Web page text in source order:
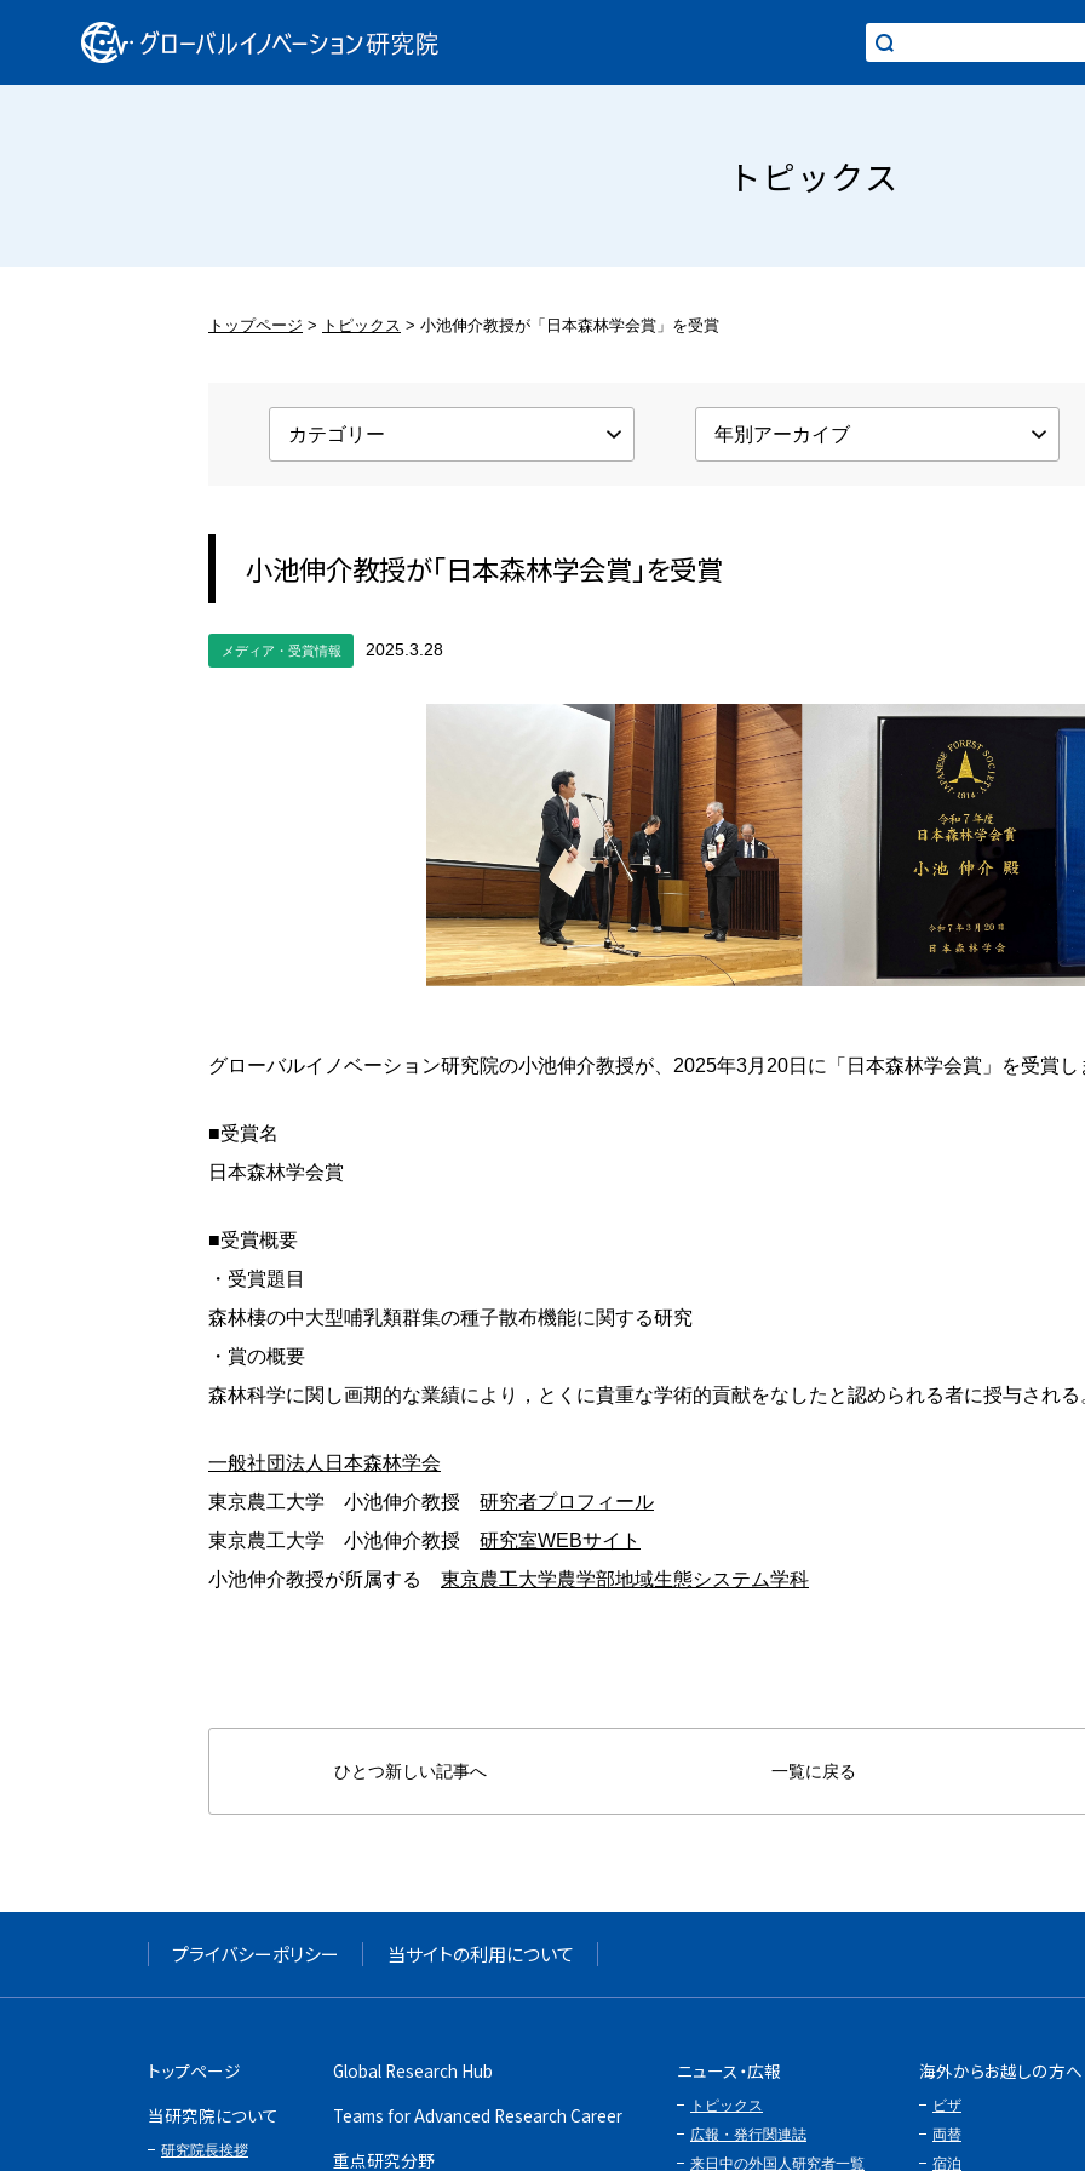
トピックス
トップページ トピックス 小池伸介教授が「日本森林学会賞」を受賞
小池伸介教授が「日本森林学会賞」を受賞
メディア・受賞情報 2025.3.28
グローバルイノベーション研究院の小池伸介教授が、2025年3月20日に「日本森林学会賞」を受賞し
■受賞名
日本森林学会賞
■受賞概要
・受賞題目
森林棲の中大型哺乳類群集の種子散布機能に関する研究
・賞の概要
森林科学に関し画期的な業績により，とくに貴重な学術的貢献をなしたと認められる者に授与される
一般社団法人日本森林学会
東京農工大学 小池伸介教授 研究者プロフィール
東京農工大学 小池伸介教授 研究室WEBサイト
小池伸介教授が所属する 東京農工大学農学部地域生態システム学科
ひとつ新しい記事へ 一覧に戻る
プライバシーポリシー 当サイトの利用について
トップページ
当研究院について
研究院長挨拶
Global Research Hub
Teams for Advanced Research Career
重点研究分野
ニュース・広報
トピックス
広報・発行関連誌
来日中の外国人研究者一覧
海外からお越しの方へ
ビザ
両替
宿泊